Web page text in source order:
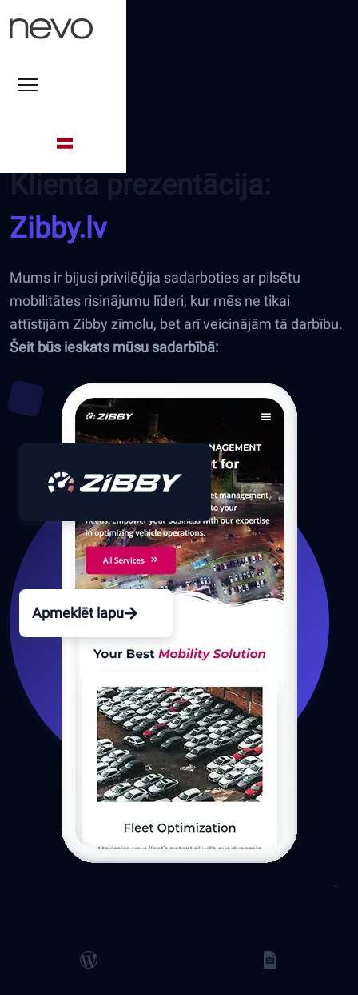
Zibby.lv
Mums ir bijusi privilēģija sadarboties ar pilsētu
mobilitātes risinājumu līderi, kur mēs ne tikai
attīstījām Zibby zīmolu, bet arī veicinājām tā darbību.
Šeit būs ieskats mūsu sadarbībā:
Apmeklēt lapu